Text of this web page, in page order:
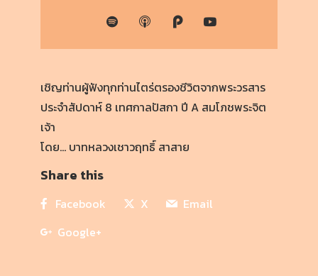
เชิญท่านผู้ฟังทุกท่านไตร่ตรองชีวิตจากพระวรสาร
ประจำสัปดาห์ 8 เทศกาลปัสกา ปี A สมโภชพระจิต
เจ้า
โดย… บาทหลวงเชาวฤทธิ์ สาสาย
Share this
Facebook X
Email
Google+